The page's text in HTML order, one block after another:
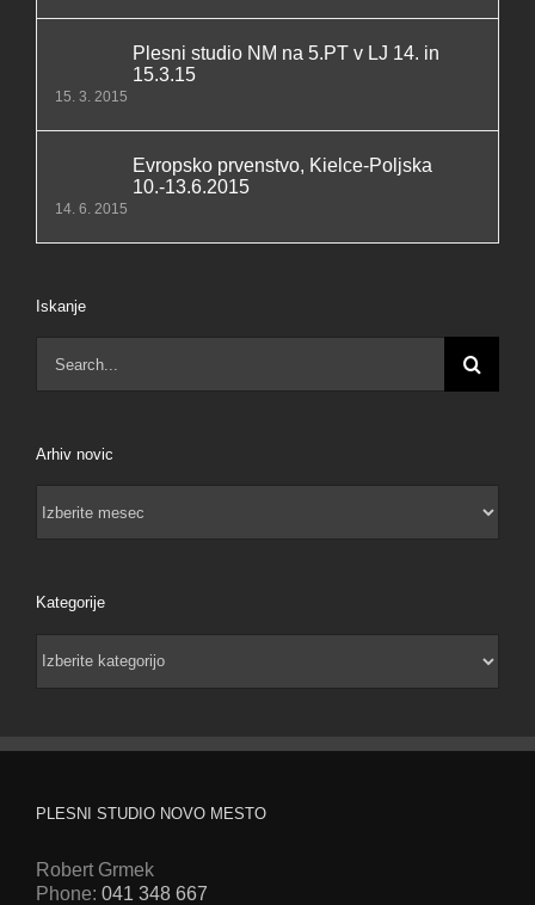
Plesni studio NM na 5.PT v LJ 14. in
15.3.15
15. 3. 2015
Evropsko prvenstvo, Kielce-Poljska
10.-13.6.2015
14. 6. 2015
Iskanje
for:
Arhiv novic
novic
Kategorije
PLESNI STUDIO NOVO MESTO
Robert Grmek
Phone: 041 348 667